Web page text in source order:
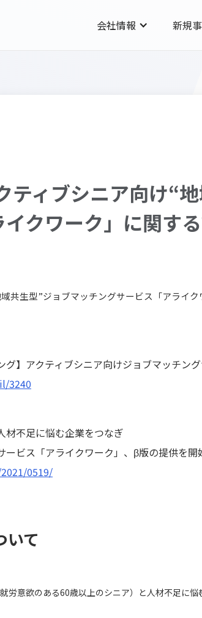
会社情報 新規
ティブシニア向け“
クワーク」に関す
共生型”ジョブマッチングサービス「アライ
グ】アクティブシニア向けジョブマッチン
3240
材不足に悩む企業をつなぎ
ービス「アライクワーク」、β版の提供を開
0519/
いて
労意欲のある60歳以上のシニア）と人材不足に